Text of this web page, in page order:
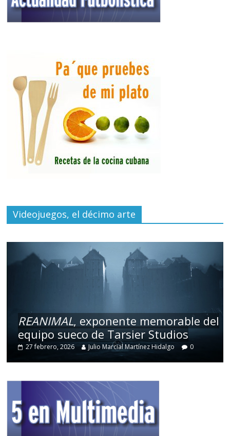
Videojuegos, el décimo arte
REANIMAL, exponente memorable del
equipo sueco de Tarsier Studios
27 febrero, 2026 Julio Marcial Martínez Hidalgo 0